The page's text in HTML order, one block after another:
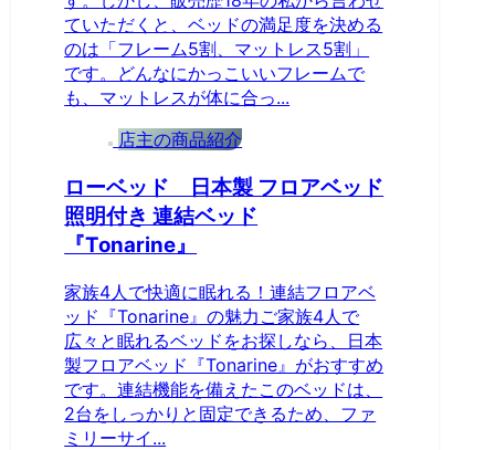
ていただくと、ベッドの満足度を決める
のは「フレーム5割、マットレス5割」
です。どんなにかっこいいフレームで
も、マットレスが体に合っ...
店主の商品紹介
ローベッド 日本製 フロアベッド
照明付き 連結ベッド
『Tonarine』
家族4人で快適に眠れる！連結フロアベ
ッド『Tonarine』の魅力ご家族4人で
広々と眠れるベッドをお探しなら、日本
製フロアベッド『Tonarine』がおすすめ
です。連結機能を備えたこのベッドは、
2台をしっかりと固定できるため、ファ
ミリーサイ...